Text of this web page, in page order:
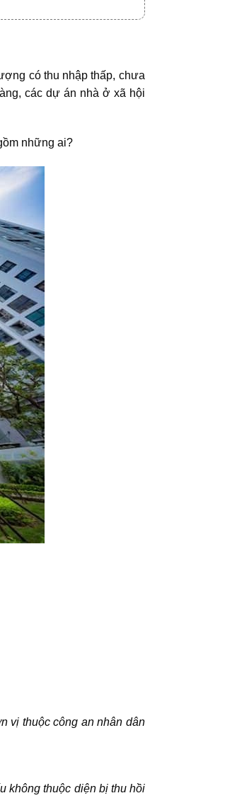
có thu nhập thấp, chưa
các dự án nhà ở xã hội
những ai?
vị thuộc công an nhân dân
không thuộc diện bị thu hồi